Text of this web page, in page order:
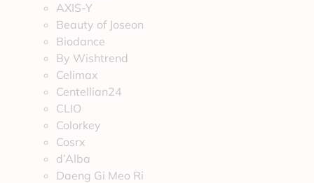
AXIS-Y
Beauty of Joseon
Biodance
By Wishtrend
Celimax
Centellian24
CLIO
Colorkey
Cosrx
d’Alba
Daeng Gi Meo Ri